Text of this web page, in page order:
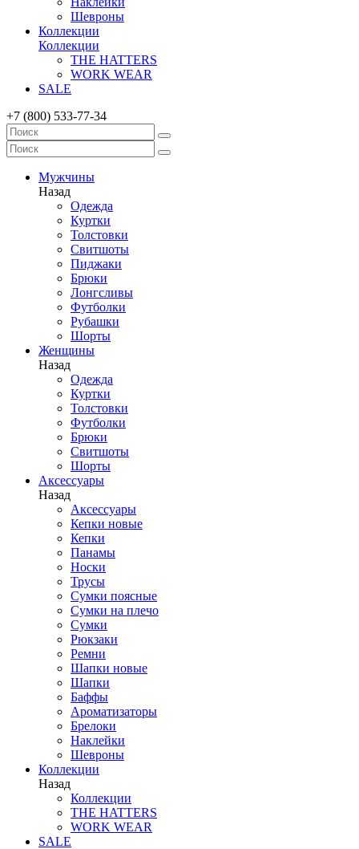
Шевроны
Коллекции
Коллекции
THE HATTERS
WORK WEAR
SALE
+7 (800) 533-77-34
Мужчины
Назад
Одежда
Куртки
Толстовки
Свитшоты
Пиджаки
Брюки
Лонгсливы
Футболки
Рубашки
Шорты
Женщины
Назад
Одежда
Куртки
Толстовки
Футболки
Брюки
Свитшоты
Шорты
Аксессуары
Назад
Аксессуары
Кепки новые
Кепки
Панамы
Носки
Трусы
Сумки поясные
Сумки на плечо
Сумки
Рюкзаки
Ремни
Шапки новые
Шапки
Баффы
Ароматизаторы
Брелоки
Наклейки
Шевроны
Коллекции
Назад
Коллекции
THE HATTERS
WORK WEAR
SALE